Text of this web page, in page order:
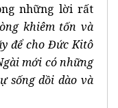
những lời rất
khiêm tốn và
để cho Đức Kitô
mới có những
sống dồi dào và